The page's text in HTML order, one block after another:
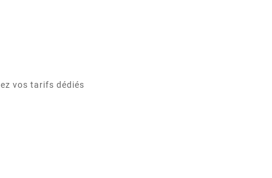
vos tarifs dédiés